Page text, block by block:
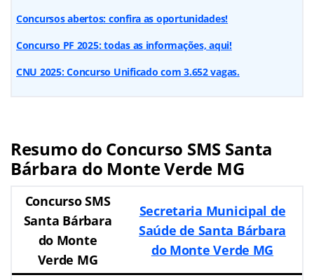
Concursos abertos: confira as oportunidades!
Concurso PF 2025: todas as informações, aqui!
CNU 2025: Concurso Unificado com 3.652 vagas.
Resumo do Concurso SMS Santa
Bárbara do Monte Verde MG
Concurso SMS
Santa Bárbara
do Monte
Verde MG
Secretaria Municipal de
Saúde de Santa Bárbara
do Monte Verde MG